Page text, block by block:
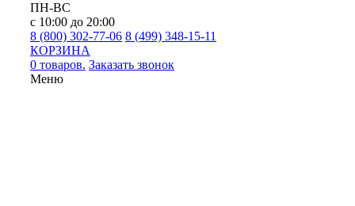
ПН-ВС
с 10:00 до 20:00
8 (800) 302-77-06 8 (499) 348-15-11
КОРЗИНА
0 товаров. Заказать звонок
Меню